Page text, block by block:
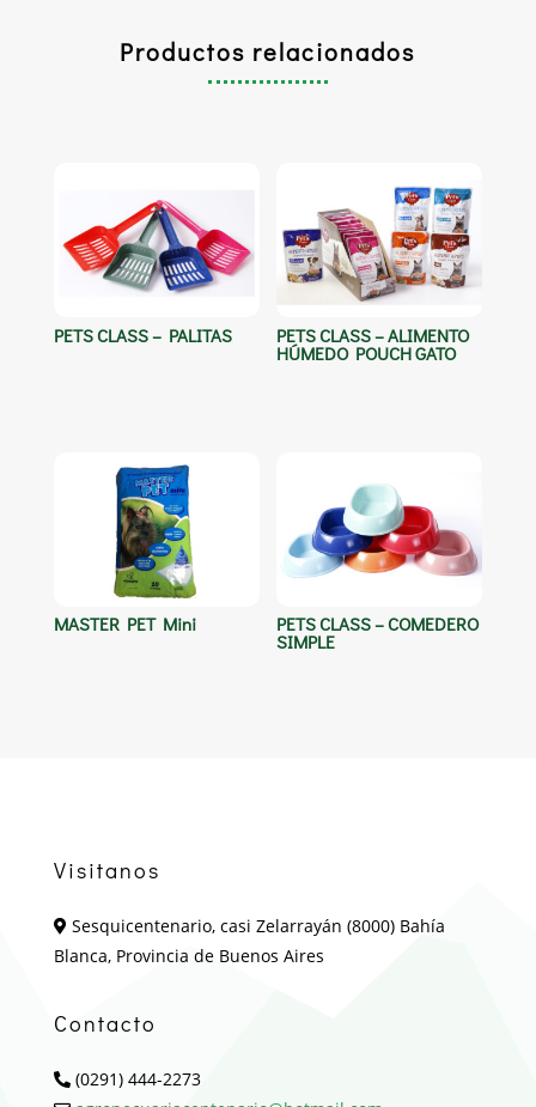
Productos relacionados
PETS CLASS – PALITAS PETS CLASS – ALIMENTO
HÚMEDO POUCH GATO
MASTER PET Mini PETS CLASS – COMEDERO
SIMPLE
Visitanos
Sesquicentenario, casi Zelarrayán (8000) Bahía
Blanca, Provincia de Buenos Aires
Contacto
(0291) 444-2273